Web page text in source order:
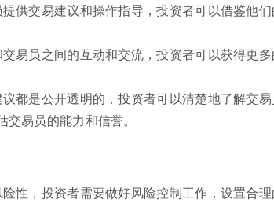
供交易建议和操作指导，投资者可以借鉴他
易员之间的互动和交流，投资者可以获得更
都是公开透明的，投资者可以清楚地了解交
易员的能力和信誉。
性，投资者需要做好风险控制工作，设置合